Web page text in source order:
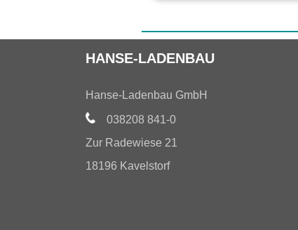
HANSE-LADENBAU
Hanse-Ladenbau GmbH
038208 841-0
Zur Radewiese 21
18196 Kavelstorf